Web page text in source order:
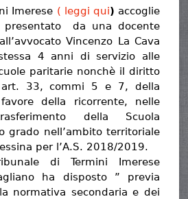
Imerese ( leggi qui) accoglie
presentato da una docente
Vincenzo La Cava
4 anni di servizio alle
paritarie nonchè il diritto
art. 33, commi 5 e 7, della
della ricorrente, nelle
della Scuola
grado nell’ambito territoriale
per l’A.S. 2018/2019.
di Termini Imerese
ha disposto ” previa
normativa secondaria e dei